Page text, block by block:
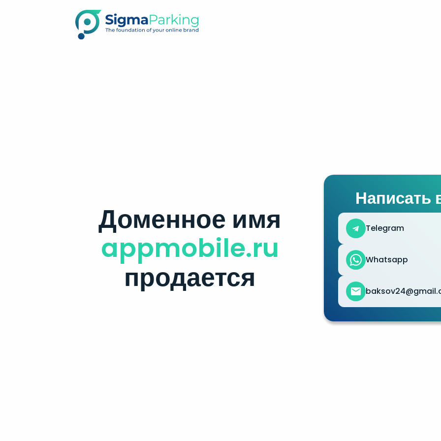
Доменное имя
appmobile.ru
продается
Написать
Telegram
Whatsapp